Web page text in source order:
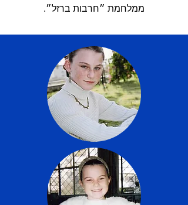
ממלחמת ״חרבות ברזל״.